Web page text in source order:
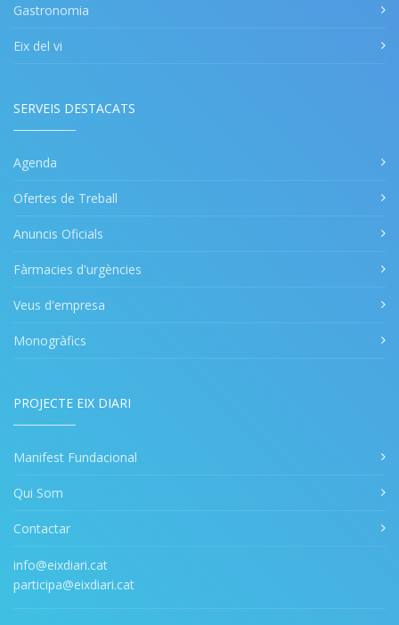
Gastronomia
Eix del vi
SERVEIS DESTACATS
Agenda
Ofertes de Treball
Anuncis Oficials
Fàrmacies d'urgències
Veus d'empresa
Monogràfics
PROJECTE EIX DIARI
Manifest Fundacional
Qui Som
Contactar
info@eixdiari.cat
participa@eixdiari.cat